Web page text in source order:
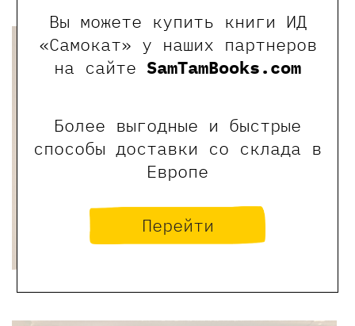
Вы можете купить книги ИД
«Самокат» у наших партнеров
на сайте SamTamBooks.com
Более выгодные и быстрые
способы доставки со склада в
Европе
Перейти